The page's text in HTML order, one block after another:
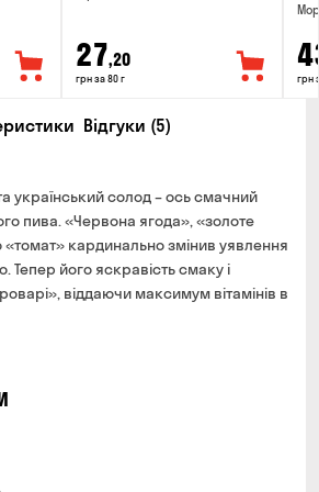
27,20
грн за 80 г грн
Відгуки (5)
український солод – ось смачний
пива. «Червона ягода», «золоте
кардинально змінив уявлення
Тепер його яскравість смаку і
віддаючи максимум вітамінів в